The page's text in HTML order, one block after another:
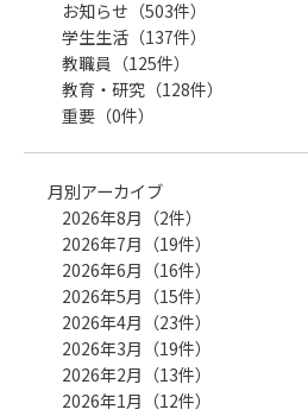
お知らせ（503件）
学生生活（137件）
教職員（125件）
教育・研究（128件）
重要（0件）
月別アーカイブ
2026年8月（2件）
2026年7月（19件）
2026年6月（16件）
2026年5月（15件）
2026年4月（23件）
2026年3月（19件）
2026年2月（13件）
2026年1月（12件）